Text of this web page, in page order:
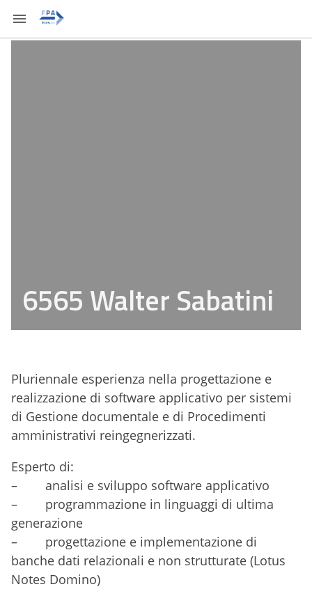
6565 Walter Sabatini
Pluriennale esperienza nella progettazione e
realizzazione di software applicativo per sistemi
di Gestione documentale e di Procedimenti
amministrativi reingegnerizzati.
Esperto di:
– analisi e sviluppo software applicativo
– programmazione in linguaggi di ultima
generazione
– progettazione e implementazione di
banche dati relazionali e non strutturate (Lotus
Notes Domino)